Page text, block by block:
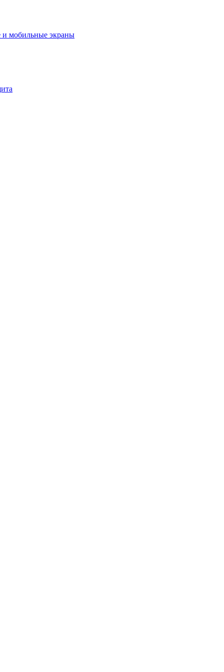
мобильные экраны